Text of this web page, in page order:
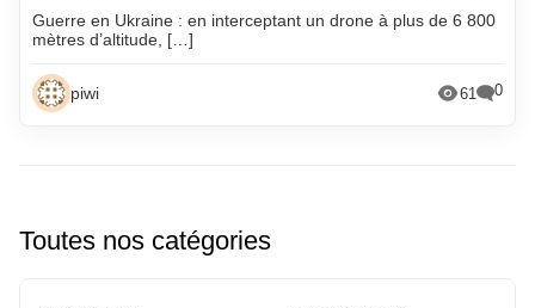
Guerre en Ukraine : en interceptant un drone à plus de 6 800
mètres d’altitude, […]
piwi 61 0
Toutes nos catégories